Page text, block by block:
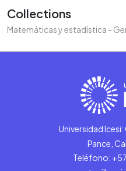
Collections
Matemáticas y estadística -
Universidad
Pance,
Teléfono: